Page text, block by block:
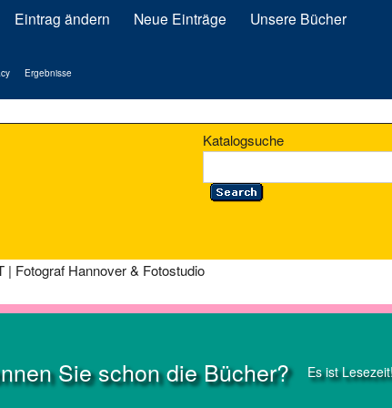
Eintrag ändern Neue Einträge Unsere Bücher
Ergebnisse
Katalogsuche
| Fotograf Hannover & Fotostudio
Sie schon die Bücher? Es ist